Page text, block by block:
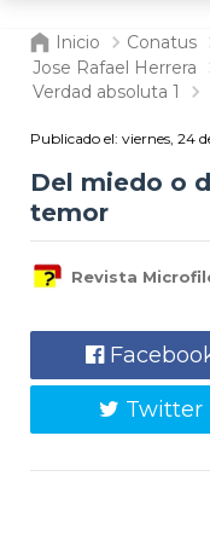
Inicio Conatus
Jose Rafael Herrera
Verdad absoluta 1
Publicado el: viernes, 24
Del miedo o
temor
Revista
Twitter